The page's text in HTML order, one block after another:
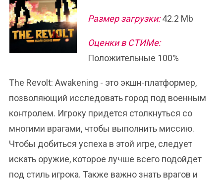
Размер загрузки:42.2 Mb
Оценки в СТИМе:
Положительные 100%
The Revolt: Awakening - это экшн-платформер,
позволяющий исследовать город под военным
контролем. Игроку придется столкнуться со
многими врагами, чтобы выполнить миссию.
Чтобы добиться успеха в этой игре, следует
искать оружие, которое лучше всего подойдет
под стиль игрока. Также важно знать врагов и